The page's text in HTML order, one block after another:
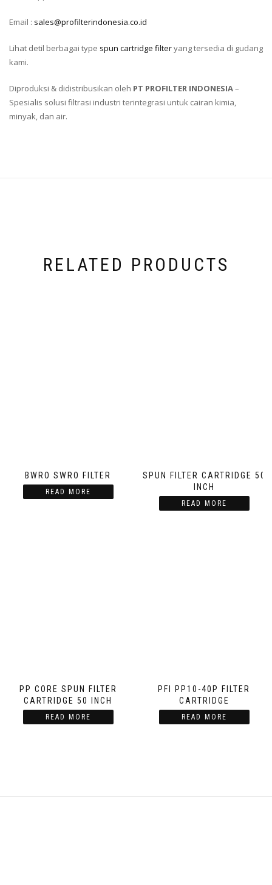
Email : sales@profilterindonesia.co.id
Lihat detil berbagai type spun cartridge filteryang tersedia di gudang
kami.
Diproduksi & didistribusikan oleh PT PROFILTER INDONESIA–
Spesialis solusi filtrasi industri terintegrasi untuk cairan kimia,
minyak, dan air.
RELATED PRODUCTS
BWRO SWRO FILTER
READ MORE
SPUN FILTER CARTRIDGE 50
INCH
READ MORE
PP CORE SPUN FILTER
CARTRIDGE 50 INCH
READ MORE
PFI PP10-40P FILTER
CARTRIDGE
READ MORE